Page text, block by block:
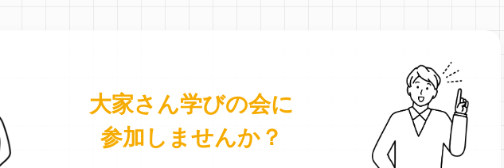
大家さん学びの会に
参加しませんか？